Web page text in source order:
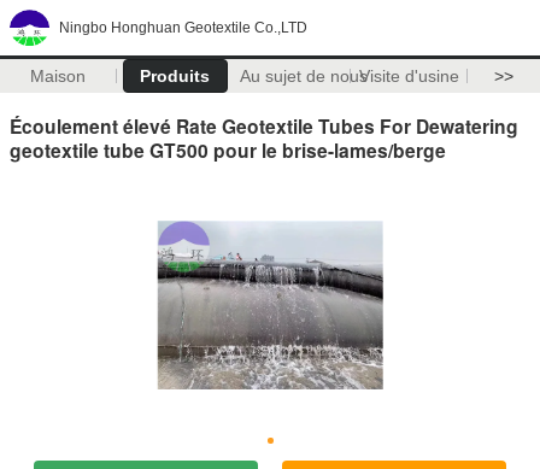
Ningbo Honghuan Geotextile Co.,LTD
Maison Produits Au sujet de nousVisite d'usine >>
Écoulement élevé Rate Geotextile Tubes For Dewatering
geotextile tube GT500 pour le brise-lames/berge